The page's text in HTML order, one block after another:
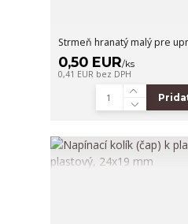
Strmeň hranatý malý pre
0,50 EUR/ks
0,41 EUR bez DPH